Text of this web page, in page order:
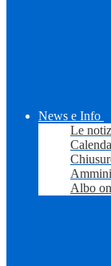
News e Info
Le
Albo